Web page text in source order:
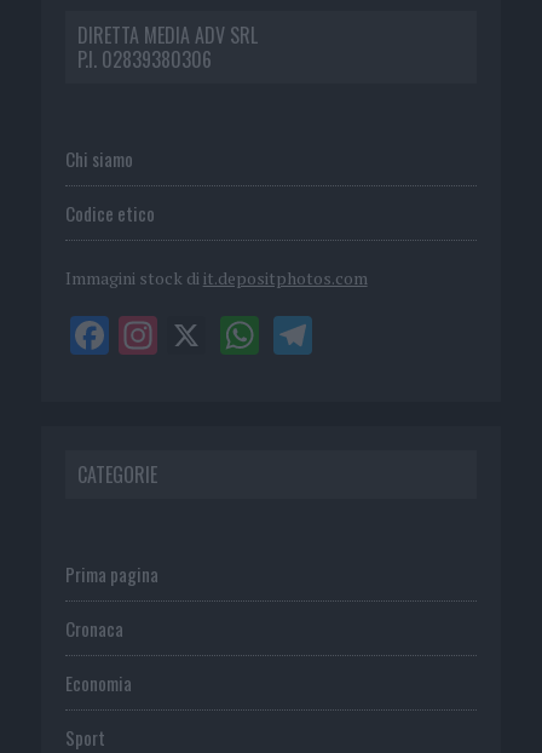
DIRETTA MEDIA ADV SRL
P.I. 02839380306
Chi siamo
Codice etico
Immagini stock di it.depositphotos.com
CATEGORIE
Prima pagina
Cronaca
Economia
Sport